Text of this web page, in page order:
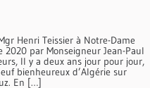
Henri Teissier à Notre-Dame
par Monseigneur Jean-Paul
Il y a deux ans jour pour jour,
bienheureux d’Algérie sur
En […]